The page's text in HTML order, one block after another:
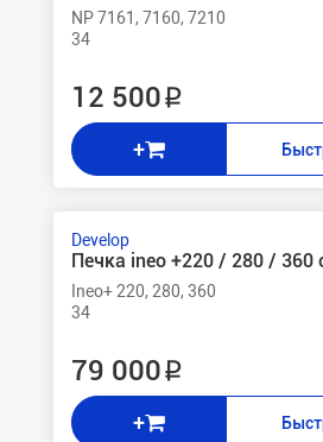
NP 7161, 7160, 7210
34
12 500 ₽
+
Develop
Печка ineo +220 / 280 / 360
Ineo+ 220, 280, 360
34
79 000 ₽
+